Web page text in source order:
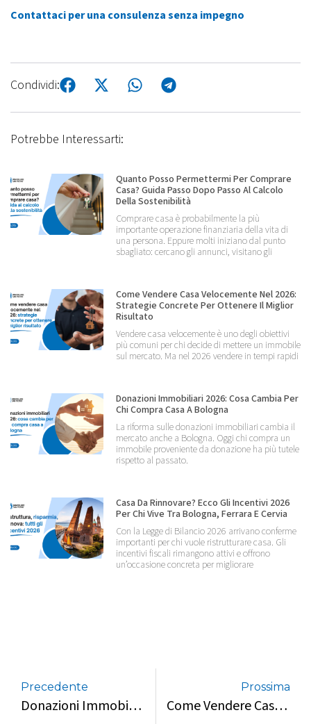
Contattaci per una consulenza senza impegno
Condividi:
Potrebbe Interessarti:
Quanto Posso Permettermi Per Comprare
Casa? Guida Passo Dopo Passo Al Calcolo
Della Sostenibilità
Comprare casa è probabilmente la più
importante operazione finanziaria della vita di
una persona. Eppure molti iniziano dal punto
sbagliato: cercano gli annunci, visitano gli
Come Vendere Casa Velocemente Nel 2026:
Strategie Concrete Per Ottenere Il Miglior
Risultato
Vendere casa velocemente è uno degli obiettivi
più comuni per chi decide di mettere un immobile
sul mercato. Ma nel 2026 vendere in tempi rapidi
Donazioni Immobiliari 2026: Cosa Cambia Per
Chi Compra Casa A Bologna
La riforma sulle donazioni immobiliari cambia il
mercato anche a Bologna. Oggi chi compra un
immobile proveniente da donazione ha più tutele
rispetto al passato.
Casa Da Rinnovare? Ecco Gli Incentivi 2026
Per Chi Vive Tra Bologna, Ferrara E Cervia
Con la Legge di Bilancio 2026 arrivano conferme
importanti per chi vuole ristrutturare casa. Gli
incentivi fiscali rimangono attivi e offrono
un’occasione concreta per migliorare
Precedente
Donazioni Immobiliari 2026: Cosa Cambia Per Chi Compra Casa A Bologna
Prossima
Come Vendere Casa Velocemente Nel 2026: Strategie Concrete Per Ottenere Il Miglior Risultato